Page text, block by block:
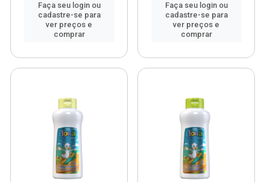
Faça seu login ou
cadastre-se para
ver preços e
comprar
Faça seu login ou
cadastre-se para
ver preços e
comprar